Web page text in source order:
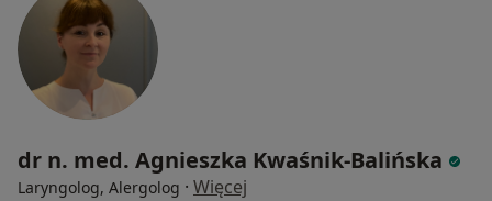
dr n. med. Agnieszka Kwaśnik-Balińska
Laryngolog, Alergolog · Więcej